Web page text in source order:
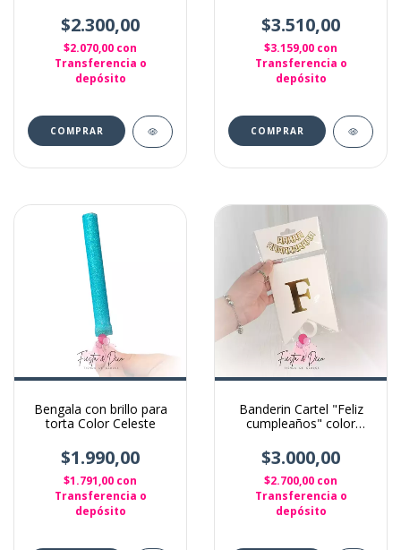
$2.300,00
$2.070,00 con
Transferencia o
depósito
COMPRAR
Cumpleaños color Azul
$3.510,00
$3.159,00 con
Transferencia o
depósito
Bengala con brillo para
torta Color Celeste
$1.990,00
$1.791,00 con
Transferencia o
depósito
Banderin Cartel "Feliz
cumpleaños" color
$3.000,00
$2.700,00 con
Transferencia o
depósito